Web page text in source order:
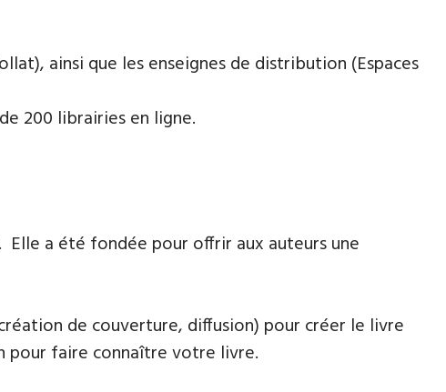
ainsi que les enseignes de distribution (Espaces
200 librairies en ligne.
Elle a été fondée pour offrir aux auteurs une
de couverture, diffusion) pour créer le livre
pour faire connaître votre livre.